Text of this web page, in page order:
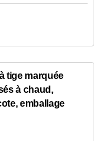
tige marquée
à chaud,
emballage